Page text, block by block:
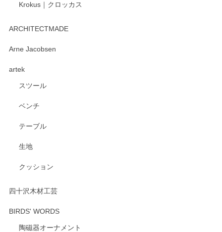
Krokus｜クロッカス
ARCHITECTMADE
Arne Jacobsen
artek
スツール
ベンチ
テーブル
生地
クッション
四十沢木材工芸
BIRDS' WORDS
陶磁器オーナメント